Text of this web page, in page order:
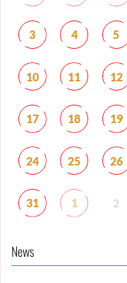
3 4 5
10 11 12
17 18 19
24 25 26
31 1 2
News